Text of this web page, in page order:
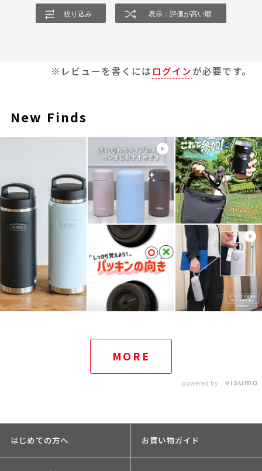
絞り込み 表示：評価が高い順
※レビューを書くには ログインが必要です。
New Finds
MORE
powered by
はじめての方へ お買い物ガイド